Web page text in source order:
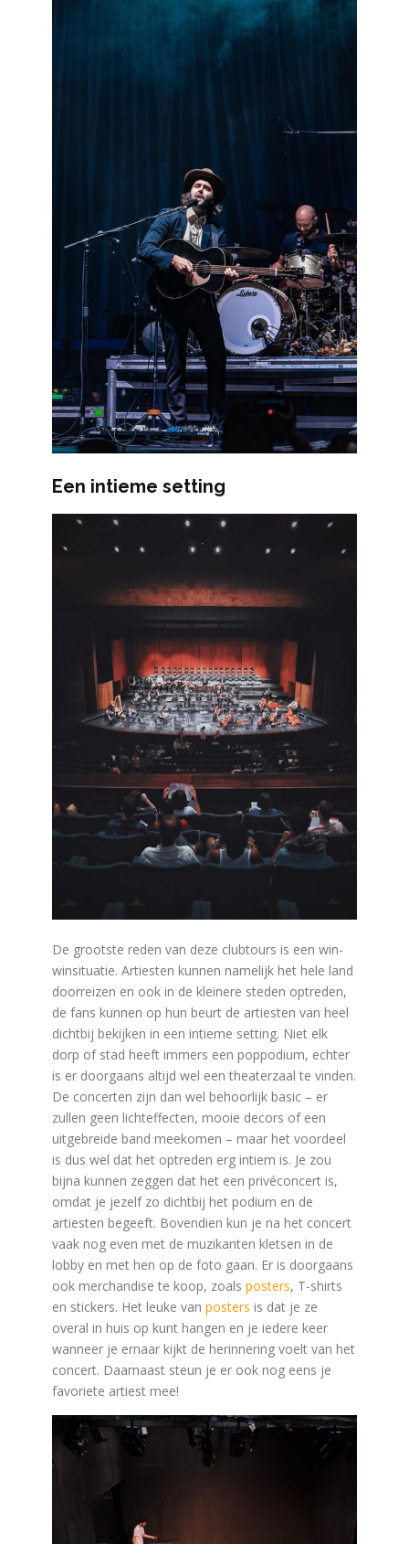
Een intieme setting
De grootste reden van deze clubtours is een win-
winsituatie. Artiesten kunnen namelijk het hele land
doorreizen en ook in de kleinere steden optreden,
de fans kunnen op hun beurt de artiesten van heel
dichtbij bekijken in een intieme setting. Niet elk
dorp of stad heeft immers een poppodium, echter
is er doorgaans altijd wel een theaterzaal te vinden.
De concerten zijn dan wel behoorlijk basic – er
zullen geen lichteffecten, mooie decors of een
uitgebreide band meekomen – maar het voordeel
is dus wel dat het optreden erg intiem is. Je zou
bijna kunnen zeggen dat het een privéconcert is,
omdat je jezelf zo dichtbij het podium en de
artiesten begeeft. Bovendien kun je na het concert
vaak nog even met de muzikanten kletsen in de
lobby en met hen op de foto gaan. Er is doorgaans
ook merchandise te koop, zoalsposters, T-shirts
en stickers. Het leuke vanposters is dat je ze
overal in huis op kunt hangen en je iedere keer
wanneer je ernaar kijkt de herinnering voelt van het
concert. Daarnaast steun je er ook nog eens je
favoriete artiest mee!